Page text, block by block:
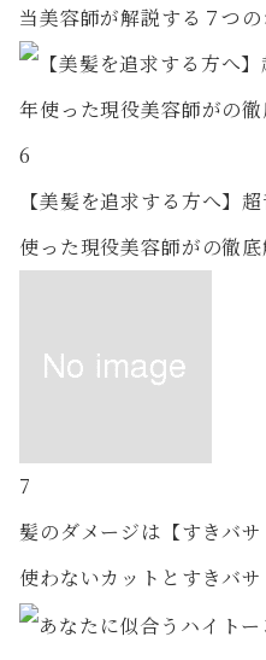
当美容師が解説する７つ
6
【美髪を追求する方へ】
使った現役美容師がの徹
7
髪のダメージは【すきバ
使わないカットとすきバ